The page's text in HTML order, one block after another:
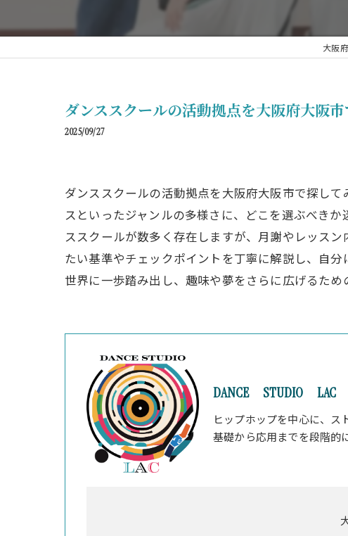
大阪
ダンススクールの活動拠点を大阪府大阪
2025/09/27
ダンススクールの活動拠点を大阪府大阪市で探し
スといったジャンルの多様さに、どこを選ぶべき
ススクールが数多く存在しますが、月謝やレッス
たい基準やチェックポイントを丁寧に解説し、自
世界に一歩踏み出し、趣味や夢をさらに広げるため
DANCE STUDIO LAC
ヒップホップを中心に、ス
基礎から応用までを段階的